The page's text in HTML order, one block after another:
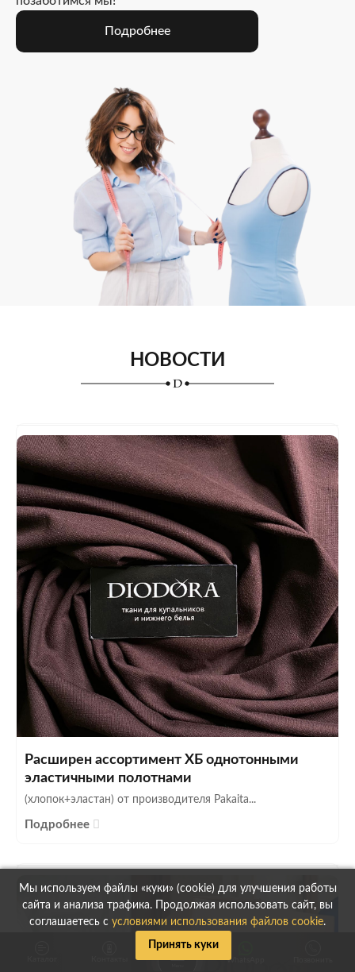
WhatsApp
Подробнее
НОВОСТИ
Расширен ассортимент ХБ однотонными
эластичными полотнами
(хлопок+эластан) от производителя Pakaita...
Подробнее
Мы используем файлы «куки» (cookie) для улучшения работы
сайта и анализа трафика. Продолжая использовать сайт, вы
соглашаетесь с условиями использования файлов cookie.
Принять куки